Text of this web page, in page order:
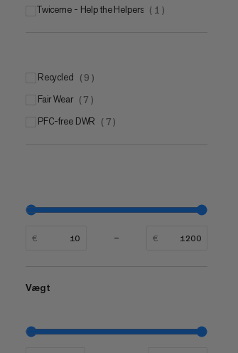
Twiceme - Help the Helpers ( 1 )
Recycled ( 9 )
Fair Wear ( 7 )
PFC-free DWR ( 7 )
€ €
Vægt